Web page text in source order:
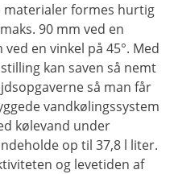
materialer formes hurtig
90 mm ved en
en vinkel på 45°. Med
kan saven så nemt
så man får
vandkølingssystem
kølevand under
op til 37,8 l liter.
og levetiden af